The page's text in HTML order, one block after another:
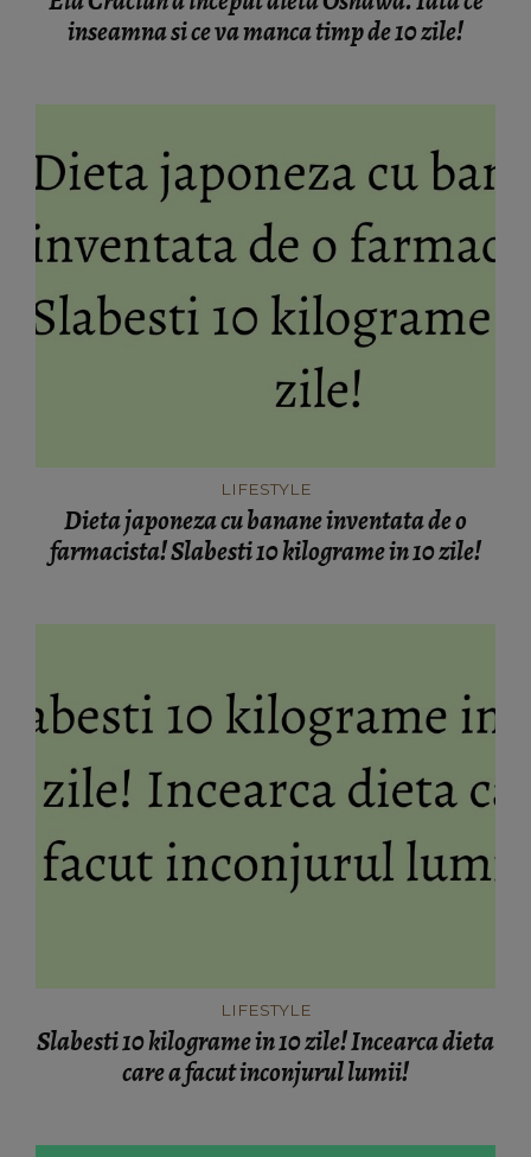
inseamna si ce va manca timp de 10 zile!
LIFESTYLE
Dieta japoneza cu banane inventata de o
farmacista! Slabesti 10 kilograme in 10 zile!
LIFESTYLE
Slabesti 10 kilograme in 10 zile! Incearca dieta
care a facut inconjurul lumii!